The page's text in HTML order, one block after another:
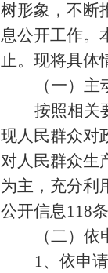
树形象，不断
息公开工作。
止。 现将具体
（一）
按照相关
现人民群众对
对人民群众生
为主，充分利
公开信息118
（二）依
1、依申